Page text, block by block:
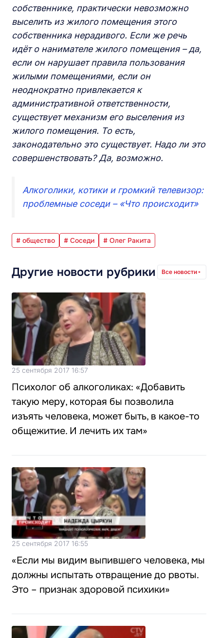
собственнике, практически невозможно
выселить из жилого помещения этого
собственника нерадивого. Если же речь
идёт о нанимателе жилого помещения – да,
если он нарушает правила пользования
жилыми помещениями, если он
неоднократно привлекается к
административной ответственности,
существует механизм его выселения из
жилого помещения. То есть,
законодательно это существует. Надо ли это
совершенствовать? Да, возможно.
Алкоголики, котики и громкий телевизор:
проблемные соседи – «Что происходит»
# общество # Соседи # Олег Ракита
Другие новости рубрики Все новости
25 сентября 2017 16:57
Психолог об алкоголиках: «Добавить
такую меру, которая бы позволила
изъять человека, может быть, в какое-то
общежитие. И лечить их там»
25 сентября 2017 16:55
«Если мы видим выпившего человека, мы
должны испытать отвращение до рвоты.
Это – признак здоровой психики»